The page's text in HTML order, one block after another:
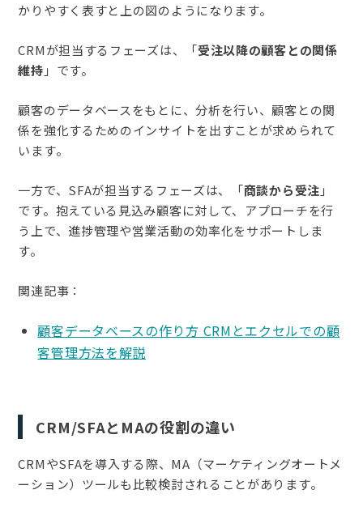
かりやすく表すと上の図のようになります。
CRMが担当するフェーズは、「受注以降の顧客との関係
維持 」です。
顧客のデータベースをもとに、分析を行い、顧客との関
係を強化するためのインサイトを出すことが求められて
います。
一方で、SFAが担当するフェーズは、「商談から受注 」
です。抱えている見込み顧客に対して、アプローチを行
う上で、進捗管理や営業活動の効率化をサポートしま
す。
関連記事：
顧客データベースの作り方 CRMとエクセルでの顧
客管理方法を解説
CRM/SFAとMAの役割の違い
CRMやSFAを導入する際、MA（マーケティングオートメ
ーション）ツールも比較検討されることがあります。